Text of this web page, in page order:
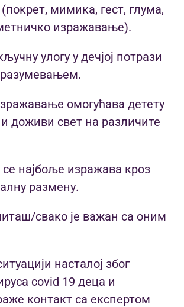
мимика, гест, глума,
изражавање).
улогу у дечјој потрази
омогућава детету
доживи свет на различите
најбоље изражава кроз
размену.
свако је важан са оним
насталој због
covid 19 деца и
контакт са експертом